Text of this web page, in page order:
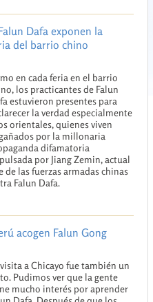
Dafa exponen la
del barrio chino
en cada feria en el barrio
los practicantes de Falun
estuvieron presentes para
la verdad especialmente
orientales, quienes viven
por la millonaria
difamatoria
por Jiang Zemin, actual
de las fuerzas armadas chinas
Falun Dafa.
acogen Falun Gong
a Chicayo fue también un
Pudimos ver que la gente
mucho interés por aprender